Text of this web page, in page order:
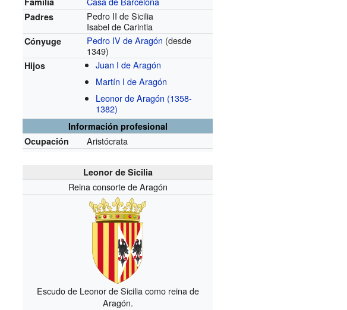
Padres
Pedro II de Sicilia
Isabel de Carintia
Cónyuge Pedro IV de Aragón (desde
1349)
Hijos
Juan I de Aragón
Martín I de Aragón
Leonor de Aragón (1358-
1382)
Información profesional
Ocupación
Aristócrata
Leonor de Sicilia
Reina consorte de Aragón
Escudo de Leonor de Sicilia como reina de
Aragón.